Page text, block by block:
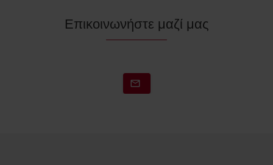
Επικοινωνήστε μαζί μας